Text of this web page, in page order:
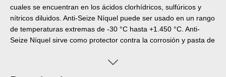
cuales se encuentran en los ácidos clorhídricos, sulfúricos y
nítricos diluidos. Anti-Seize Níquel puede ser usado en un rango
de temperaturas extremas de -30 °C hasta +1.450 °C. Anti-
Seize Níquel sirve como protector contra la corrosión y pasta de
de montaje sometidas a altas cargas estáticas y dinámicas así